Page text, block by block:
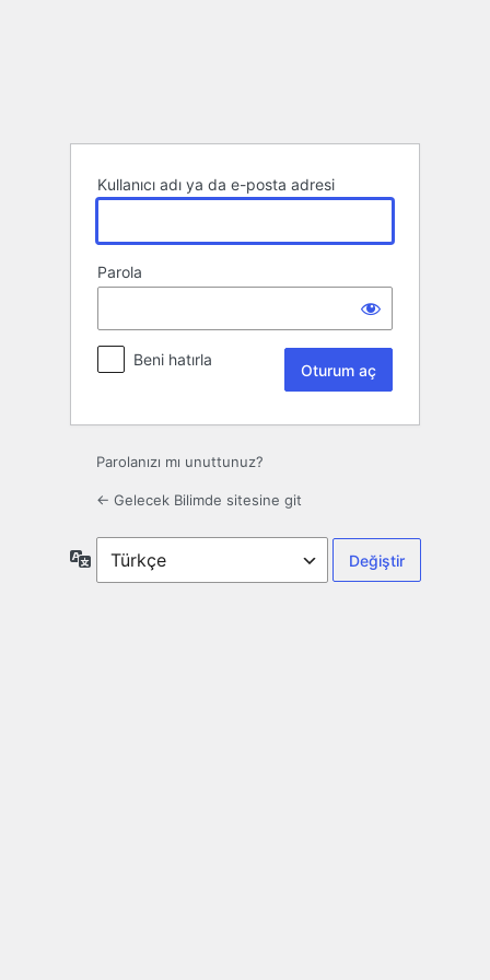
Kullanıcı adı ya da e-posta adresi
Parola
Beni hatırla
Parolanızı mı unuttunuz?
← Gelecek Bilimde sitesine git
Dil